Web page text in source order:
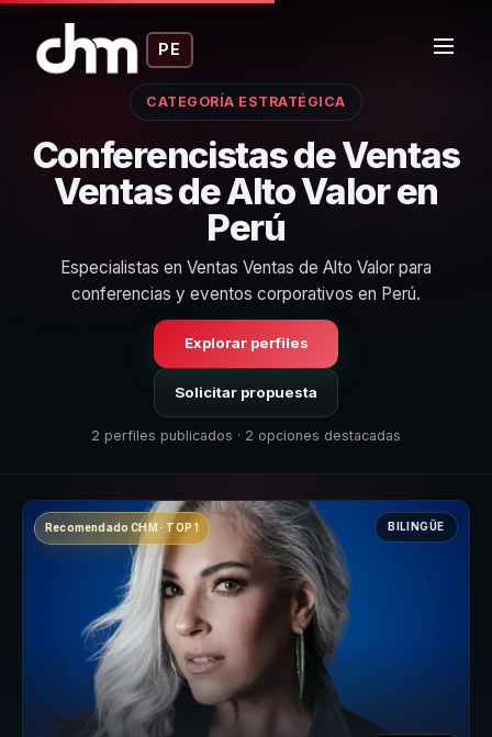
PE
CATEGORÍA ESTRATÉGICA
Conferencistas de Ventas
Ventas de Alto Valor en
Perú
Especialistas en Ventas Ventas de Alto Valor para
conferencias y eventos corporativos en Perú.
Explorar perfiles
Solicitar propuesta
2 perfiles publicados · 2 opciones destacadas
Recomendado CHM · TOP 1 BILINGÜE